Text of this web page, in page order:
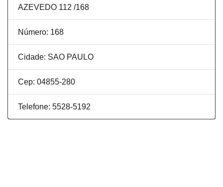
AZEVEDO 112 /168
Número: 168
Cidade: SAO PAULO
Cep: 04855-280
Telefone: 5528-5192